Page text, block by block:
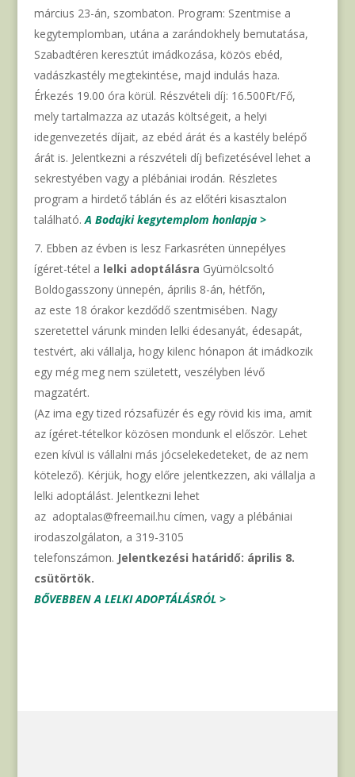
március 23-án, szombaton. Program: Szentmise a
kegytemplomban, utána a zarándokhely bemutatása,
Szabadtéren keresztút imádkozása, közös ebéd,
vadászkastély megtekintése, majd indulás haza.
Érkezés 19.00 óra körül. Részvételi díj: 16.500Ft/Fő,
mely tartalmazza az utazás költségeit, a helyi
idegenvezetés díjait, az ebéd árát és a kastély belépő
árát is. Jelentkezni a részvételi díj befizetésével lehet a
sekrestyében vagy a plébániai irodán. Részletes
program a hirdető táblán és az előtéri kisasztalon
található.A Bodajki kegytemplom honlapja >
Ebben az évben is lesz Farkasréten ünnepélyes
ígéret-tétel a lelki adoptálásra Gyümölcsoltó
Boldogasszony ünnepén, április 8-án, hétfőn,
az este 18 órakor kezdődő szentmisében. Nagy
szeretettel várunk minden lelki édesanyát, édesapát,
testvért, aki vállalja, hogy kilenc hónapon át imádkozik
egy még meg nem született, veszélyben lévő
magzatért.
(Az ima egy tized rózsafüzér és egy rövid kis ima, amit
az ígéret-tételkor közösen mondunk el először. Lehet
ezen kívül is vállalni más jócselekedeteket, de az nem
kötelező). Kérjük, hogy előre jelentkezzen, aki vállalja a
lelki adoptálást. Jelentkezni lehet
az adoptalas@freemail.hu címen, vagy a plébániai
irodaszolgálaton, a 319-3105
telefonszámon. Jelentkezési határidő: április 8.
csütörtök.
BŐVEBBEN A LELKI ADOPTÁLÁSRÓL >